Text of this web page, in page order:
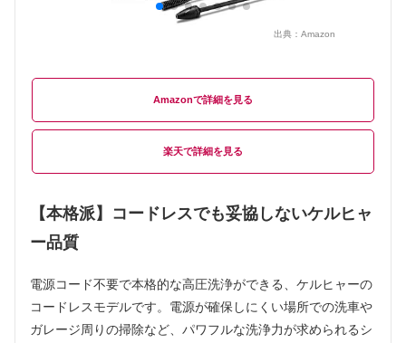
出典： Amazon
Amazon
楽天
【本格派】コードレスでも妥協しないケルヒャ
ー品質
電源コード不要で本格的な高圧洗浄ができる、ケルヒャーの
コードレスモデルです。電源が確保しにくい場所での洗車や
ガレージ周りの掃除など、パワフルな洗浄力が求められるシ